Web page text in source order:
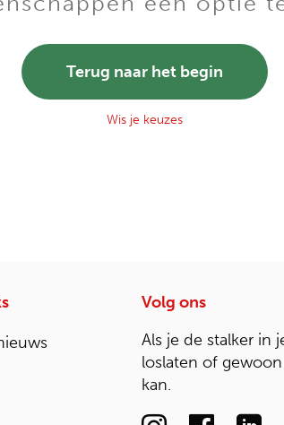
Terug naar het begin
Wis je keuzes
Volg ons
Als je de stalker in
loslaten of
kan.